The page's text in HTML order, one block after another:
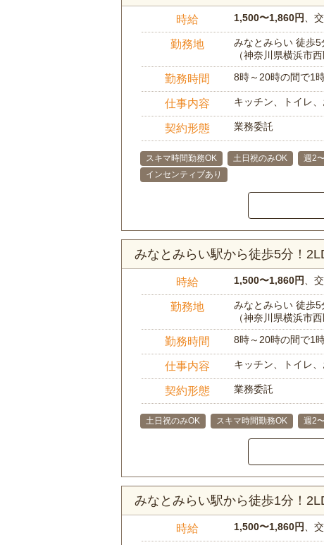
時給 1,500〜1,860円 、
勤務地
みなとみらい 徒歩5
（神奈川県横浜市西
勤務時間 8時～20時の間で1
仕事内容 キッチン、トイレ
契約形態 業務委託
スキマ時間勤務OK 土日祝のみOK 週2
インセンティブあり
みなとみらい駅から徒歩5分！
時給 1,500〜1,860円 、
勤務地
みなとみらい 徒歩5
（神奈川県横浜市西
勤務時間 8時～20時の間で1
仕事内容 キッチン、トイレ
契約形態 業務委託
土日祝のみOK スキマ時間勤務OK 週2
みなとみらい駅から徒歩1分！
時給 1,500〜1,860円 、